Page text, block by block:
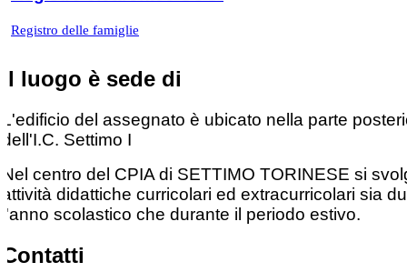
Registro delle famiglie
Il luogo è sede di
L'edificio del assegnato è ubicato nella parte
dell'I.C. Settimo I
Nel centro del CPIA di SETTIMO TORINESE si
attività didattiche curricolari ed extracurricolari sia
l'anno scolastico che durante il periodo estivo.
Contatti